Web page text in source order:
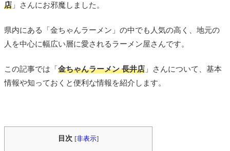
店 」さんにお邪魔しました。
県内にある「金ちゃんラーメン」の中でも人気の高く、地元の
人を中心に幅広い層に愛されるラーメン屋さんです。
この記事では「 金ちゃんラーメン 長井店 」さんについて、基本
情報や知っておくと便利な情報を紹介します。
目次 [非表示]